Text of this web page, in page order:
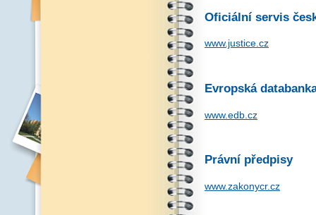
Oficiální servis
www.justice.cz
Evropská
www.edb.cz
Právní předpisy
www.zakonycr.cz